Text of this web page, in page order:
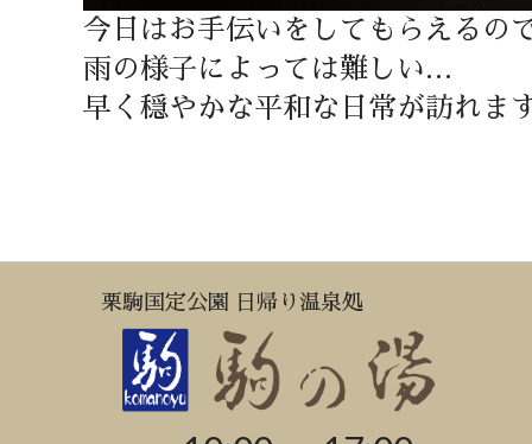
今日はお手伝いをしてもらえるの
雨の様子によっては難しい…
早く穏やかな平和な日常が訪れま
栗駒国定公園 日帰り温泉処